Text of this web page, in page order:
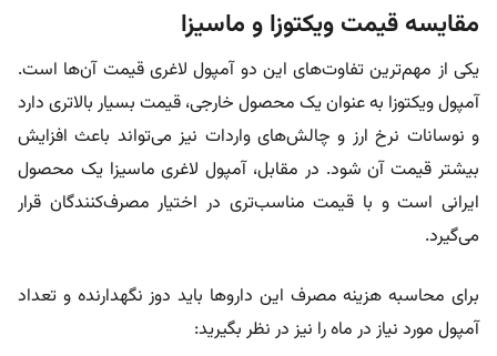
مقایسه قیمت ویکتوزا و ماسیزا
یکی از مهم‌ترین تفاوت‌های این دو آمپول لاغری قیمت آن‌ها است.
آمپول ویکتوزا به عنوان یک محصول خارجی، قیمت بسیار بالاتری دارد
و نوسانات نرخ ارز و چالش‌های واردات نیز می‌تواند باعث افزایش
بیشتر قیمت آن شود. در مقابل، آمپول لاغری ماسیزا یک محصول
ایرانی است و با قیمت مناسب‌تری در اختیار مصرف‌کنندگان قرار
می‌گیرد.
برای محاسبه هزینه مصرف این داروها باید دوز نگهدارنده و تعداد
آمپول مورد نیاز در ماه را نیز در نظر بگیرید: